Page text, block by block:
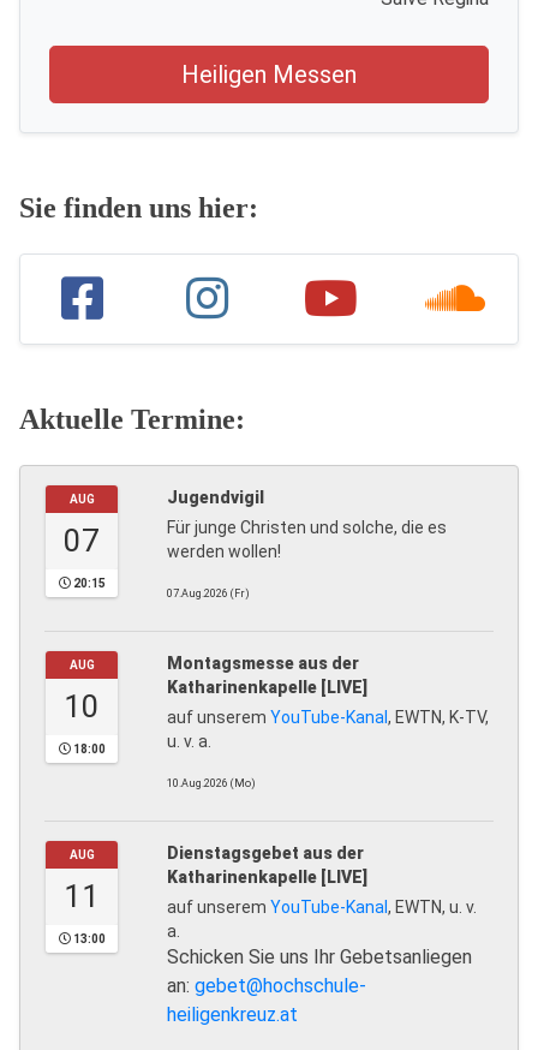
Heiligen Messen
Sie finden uns hier:
Aktuelle Termine:
AUG
07
20:15
Jugendvigil
Für junge Christen und solche, die es
werden wollen!
07.Aug.2026 (Fr)
AUG
10
18:00
Montagsmesse aus der
Katharinenkapelle [LIVE]
auf unserem YouTube-Kanal, EWTN, K-TV,
u. v. a.
10.Aug.2026 (Mo)
AUG
11
13:00
Dienstagsgebet aus der
Katharinenkapelle [LIVE]
auf unserem YouTube-Kanal, EWTN, u. v.
a.
Schicken Sie uns Ihr Gebetsanliegen
an: gebet@hochschule-
heiligenkreuz.at